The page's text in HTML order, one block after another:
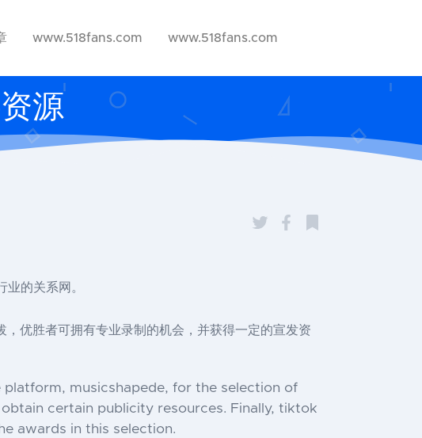
www.518fans.com www.518fans.com
源
的关系网。
，优胜者可拥有专业录制的机会，并获得一定的宣发资
musicshapede, for the selection of
certain publicity resources. Finally, tiktok
awards in this selection.